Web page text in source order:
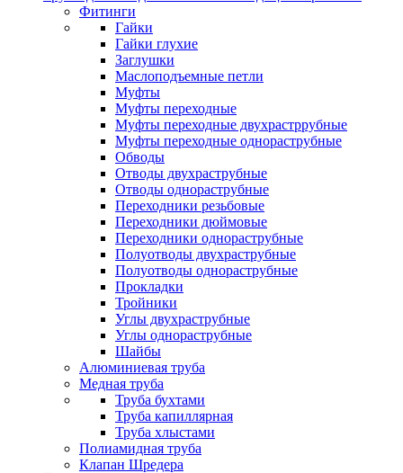
Фитинги
Гайки
Гайки глухие
Заглушки
Маслоподъемные петли
Муфты
Муфты переходные
Муфты переходные двухрастррубные
Муфты переходные однораструбные
Обводы
Отводы двухраструбные
Отводы однораструбные
Переходники резьбовые
Переходники дюймовые
Переходники однораструбные
Полуотводы двухраструбные
Полуотводы однораструбные
Прокладки
Тройники
Углы двухраструбные
Углы однораструбные
Шайбы
Алюминиевая труба
Медная труба
Труба бухтами
Труба капиллярная
Труба хлыстами
Полиамидная труба
Клапан Шредера